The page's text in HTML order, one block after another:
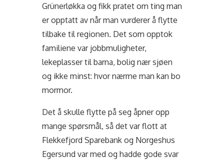
Grünerløkka og fikk pratet om ting man
er opptatt av når man vurderer å flytte
tilbake til regionen. Det som opptok
familiene var jobbmuligheter,
lekeplasser til barna, bolig nær sjøen
og ikke minst: hvor nærme man kan bo
mormor.
Det å skulle flytte på seg åpner opp
mange spørsmål, så det var flott at
Flekkefjord Sparebank og Norgeshus
Egersund var med og hadde gode svar